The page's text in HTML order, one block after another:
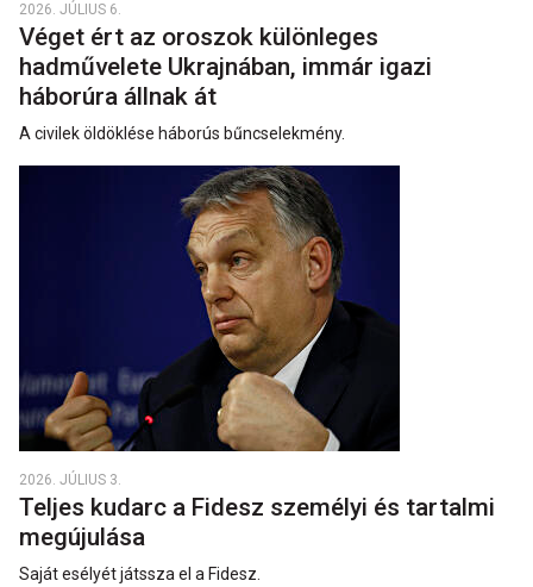
2026. JÚLIUS 6.
Véget ért az oroszok különleges
hadművelete Ukrajnában, immár igazi
háborúra állnak át
A civilek öldöklése háborús bűncselekmény.
2026. JÚLIUS 3.
Teljes kudarc a Fidesz személyi és tartalmi
megújulása
Saját esélyét játssza el a Fidesz.